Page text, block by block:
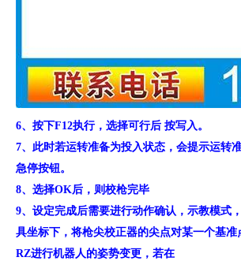
6、按下F12执行，选择可行后 按写入。
7、此时若运转准备为投入状态，会提示运转
急停按钮。
8、选择OK后，则校枪完毕
9、设定完成后需要进行动作确认，示教模式
具坐标下，将枪尖校正器的尖点对某一个基准
RZ进行机器人的姿势变更，若在